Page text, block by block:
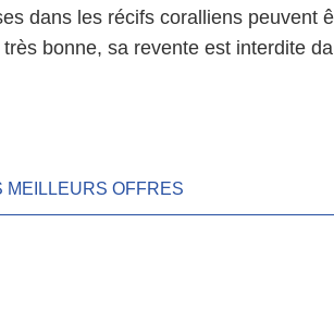
dans les récifs coralliens peuvent
bonne, sa revente est interdite
MEILLEURS OFFRES